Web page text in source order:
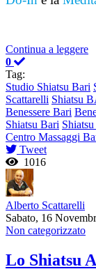
Continua a leggere
0
Tag:
Studio Shiatsu Bari
Scattarelli Shiatsu
Benessere Bari
Shiatsu Bari
Centro Massaggi
Tweet
1016
Alberto Scattarelli
Sabato, 16
Non categorizzato
Lo Shiatsu